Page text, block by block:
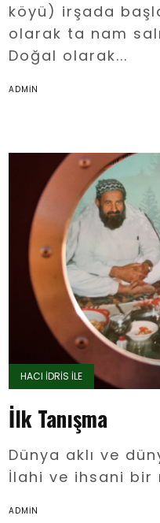
köyü) irşada
olarak ta nam
Doğal olarak...
ADMIN
HACI İDRIS İLE
İlk Tanışma
Dünya aklı ve
İlahi ve ihsani bir
ADMIN